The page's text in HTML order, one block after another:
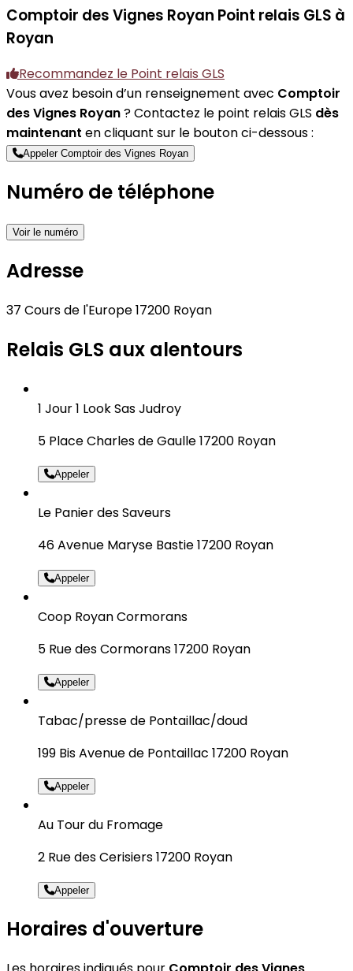
Comptoir des Vignes Royan Point relais GLS à
Royan
Recommandez le Point relais GLS
Vous avez besoin d’un renseignement avec Comptoir
des Vignes Royan? Contactez le point relais GLS dès
maintenant en cliquant sur le bouton ci-dessous :
Appeler Comptoir des Vignes Royan
Numéro de téléphone
Voir le numéro
Adresse
37 Cours de l'Europe 17200 Royan
Relais GLS aux alentours
1 Jour 1 Look Sas Judroy
5 Place Charles de Gaulle 17200 Royan
Appeler
Le Panier des Saveurs
46 Avenue Maryse Bastie 17200 Royan
Appeler
Coop Royan Cormorans
5 Rue des Cormorans 17200 Royan
Appeler
Tabac/presse de Pontaillac/doud
199 Bis Avenue de Pontaillac 17200 Royan
Appeler
Au Tour du Fromage
2 Rue des Cerisiers 17200 Royan
Appeler
Horaires d'ouverture